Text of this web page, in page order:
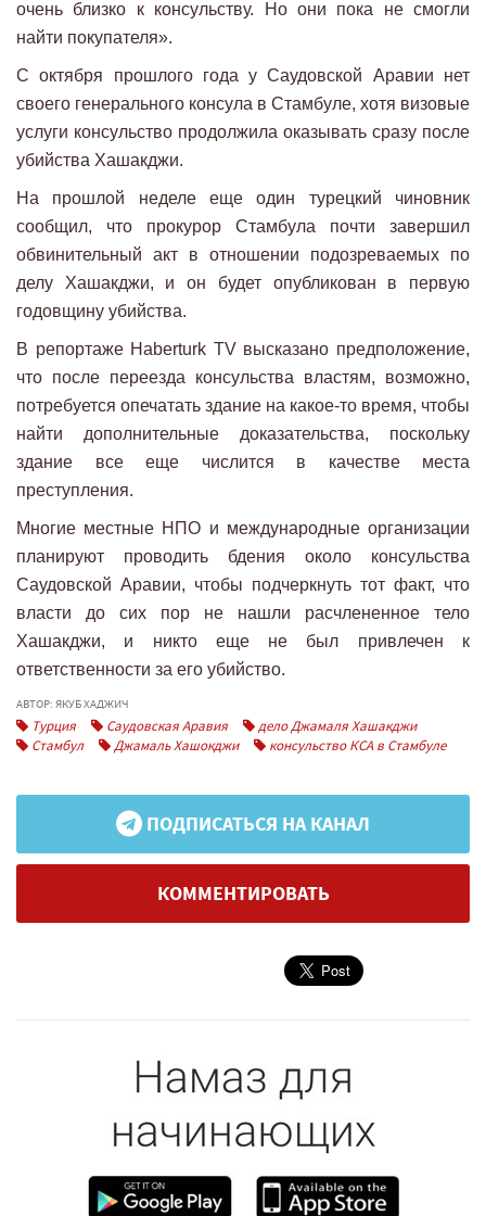
очень близко к консульству. Но они пока не смогли
найти покупателя».
С октября прошлого года у Саудовской Аравии нет
своего генерального консула в Стамбуле, хотя визовые
услуги консульство продолжила оказывать сразу после
убийства Хашакджи.
На прошлой неделе еще один турецкий чиновник
сообщил, что прокурор Стамбула почти завершил
обвинительный акт в отношении подозреваемых по
делу Хашакджи, и он будет опубликован в первую
годовщину убийства.
В репортаже Haberturk TV высказано предположение,
что после переезда консульства властям, возможно,
потребуется опечатать здание на какое-то время, чтобы
найти дополнительные доказательства, поскольку
здание все еще числится в качестве места
преступления.
Многие местные НПО и международные организации
планируют проводить бдения около консульства
Саудовской Аравии, чтобы подчеркнуть тот факт, что
власти до сих пор не нашли расчлененное тело
Хашакджи, и никто еще не был привлечен к
ответственности за его убийство.
АВТОР: ЯКУБ ХАДЖИЧ
Турция Саудовская Аравия
дело Джамаля Хашакджи
Стамбул
Джамаль Хашокджи консульство КСА в Стамбуле
ПОДПИСАТЬСЯ НА КАНАЛ
КОММЕНТИРОВАТЬ